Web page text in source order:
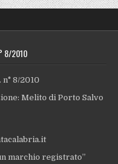
8/2010
8/2010
Melito di Porto Salvo
marchio registrato”